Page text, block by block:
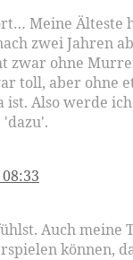
Meine
zwei Jahren
zwar ohne
toll, aber
Also werde
Auch
können,